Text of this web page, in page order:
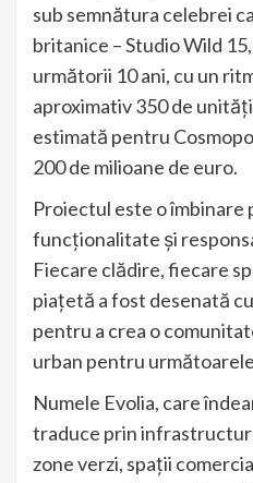
sub semnătura celebrei
britanice – Studio Wild
următorii 10 ani, cu un
aproximativ 350 de
estimată pentru
200 de milioane de euro.
Proiectul este o
funcționalitate și
Fiecare clădire, fiecare
piațetă a fost desenată
pentru a crea o
urban pentru
Numele Evolia, care
traduce prin
zone verzi, spații